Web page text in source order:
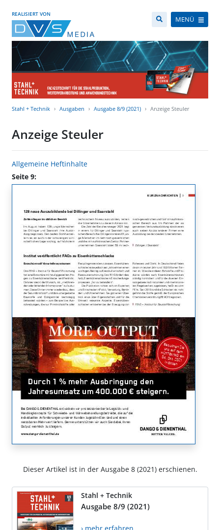
REALISIERT VON
MENÜ
Stahl + Technik Ausgaben Ausgabe 8/9 (2021) Anzeige Steuler
Anzeige Steuler
Allgemeine Heftinhalte
Seite 9:
Dieser Artikel ist in der Ausgabe 8 (2021) erschienen.
Stahl + Technik
Ausgabe 8/9 (2021)